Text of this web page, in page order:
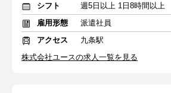
シフト
週5日以上 1日8時間以上
雇用形態
派遣社員
アクセス
九条駅
株式会社ユースの求人一覧を見る